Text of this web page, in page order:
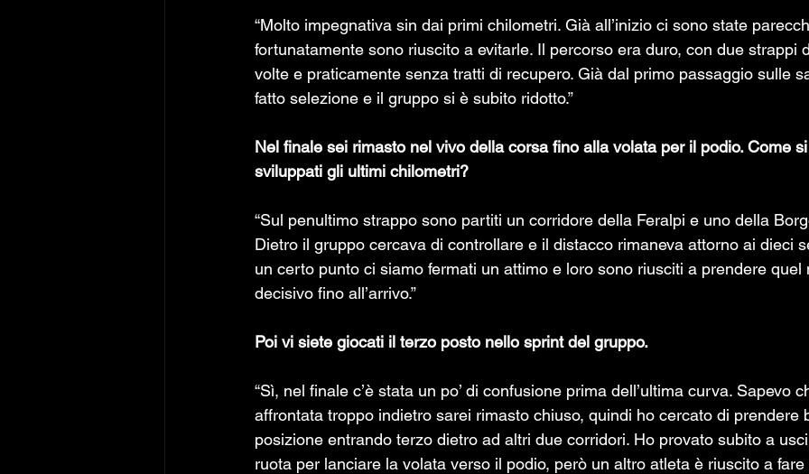
“Molto impegnativa sin dai primi chilometri. Già all’inizio ci sono state
fortunatamente sono riuscito a evitarle. Il percorso era duro, con due strappi
volte e praticamente senza tratti di recupero. Già dal primo passaggio sulle
fatto selezione e il gruppo si è subito ridotto.”
Nel finale sei rimasto nel vivo della corsa fino alla volata per il podio. Come
sviluppati gli ultimi chilometri?
“Sul penultimo strappo sono partiti un corridore della Feralpi e uno della
Dietro il gruppo cercava di controllare e il distacco rimaneva attorno ai dieci
un certo punto ci siamo fermati un attimo e loro sono riusciti a prendere quel
decisivo fino all’arrivo.”
Poi vi siete giocati il terzo posto nello sprint del gruppo.
“Sì, nel finale c’è stata un po’ di confusione prima dell’ultima curva. Sapevo
affrontata troppo indietro sarei rimasto chiuso, quindi ho cercato di prendere
posizione entrando terzo dietro ad altri due corridori. Ho provato subito a
ruota per lanciare la volata verso il podio, però un altro atleta è riuscito a